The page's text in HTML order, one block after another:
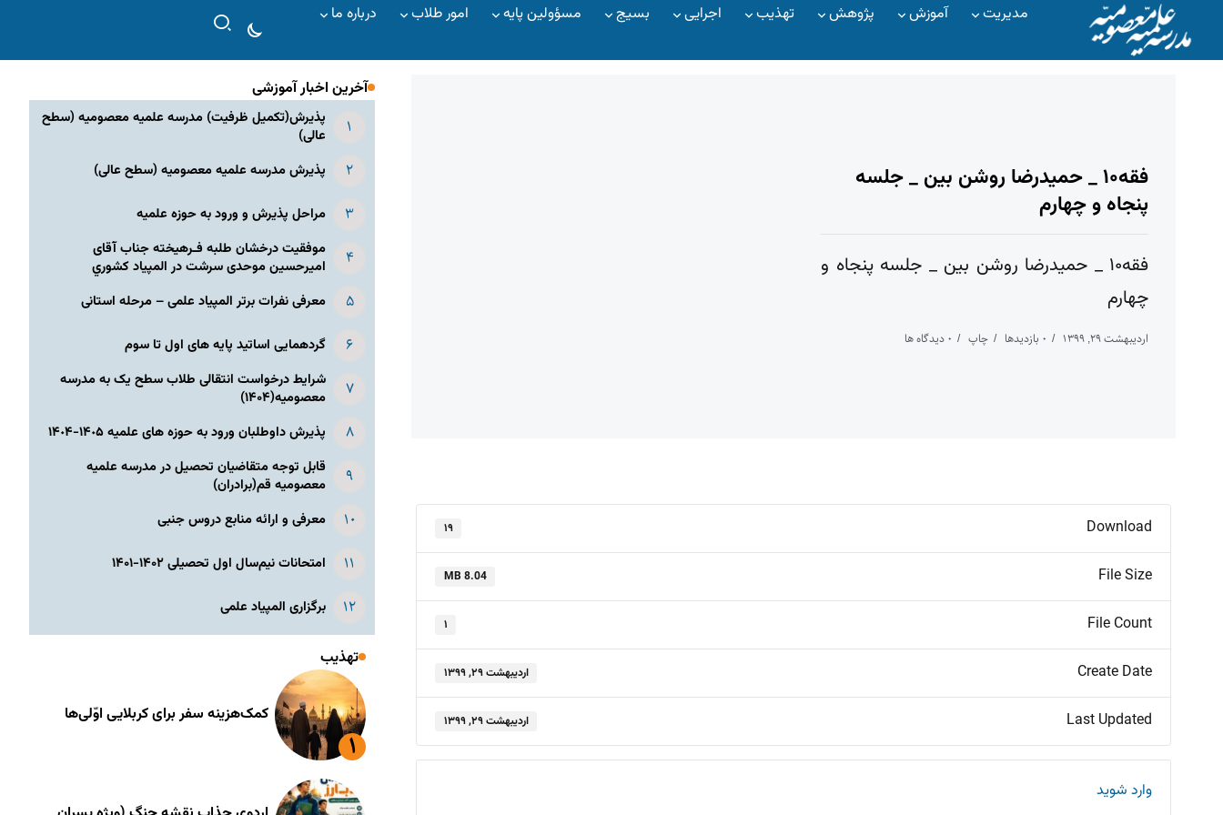
مدیریت آموزش پژوهش تهذیب اجرایی بسیج مسؤولین پایه امور طلاب درباره ما
فقه۱۰ _ حمیدرضا روشن بین _ جلسه
پنجاه و چهارم
فقه۱۰ _ حمیدرضا روشن بین _ جلسه پنجاه و
چهارم
اردیبهشت ۲۹, ۱۳۹۹ ۰ بازدیدها چاپ ۰ دیدگاه ها
Download ۱۹
File Size
8.04 MB
File Count ۱
Create Date اردیبهشت ۲۹, ۱۳۹۹
Last Updated اردیبهشت ۲۹, ۱۳۹۹
وارد شوید
آخرین اخبار آموزشی
پذیرش(تکمیل ظرفیت) مدرسه علمیه معصومیه‌ (سطح
عالی)
پذیرش مدرسه علمیه معصومیه‌ (سطح عالی)
مراحل پذیرش و ورود به حوزه علمیه
موفقیت درخشان طلبه فـرهیخته جناب آقای
امیرحسین موحدی سرشت در المپياد كشوري
معرفی نفرات برتر المپیاد علمی – مرحله استانی
گردهمایی اساتید پایه های اول تا سوم
شرایط درخواست انتقالی طلاب سطح یک به مدرسه
معصومیه(۱۴۰۴)
پذیرش داوطلبان ورود به حوزه های علمیه ١۴٠۵-١۴٠۴
قابل توجه متقاضیان تحصیل در مدرسه علمیه
معصومیه قم(برادران)
معرفی و ارائه منابع دروس جنبی
امتحانات نیم‌سال اول تحصیلی ۱۴۰۲-۱۴۰۱
برگزاری المپیاد علمی
تهذیب
کمک‌هزینه سفر برای کربلایی اوّلی‌ها